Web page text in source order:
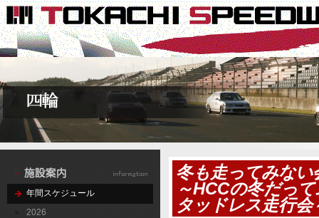
年間スケジュール
2026
冬も走ってみない
～HCCの冬だっ
タッドレス走行会